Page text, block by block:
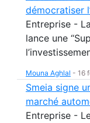
démocratiser
Entreprise -
lance une
Mouna Aghlal - 16
Smeia signe
marché
Entreprise -